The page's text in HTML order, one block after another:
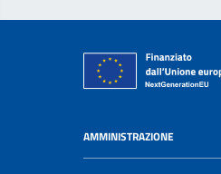
AMMINISTRAZIONE